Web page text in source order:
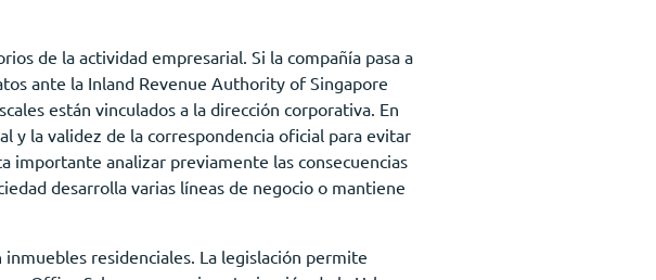
de la actividad empresarial. Si la compañía pasa a
ante la Inland Revenue Authority of Singapore
están vinculados a la dirección corporativa. En
y la validez de la correspondencia oficial para evitar
importante analizar previamente las consecuencias
desarrolla varias líneas de negocio o mantiene
residenciales. La legislación permite